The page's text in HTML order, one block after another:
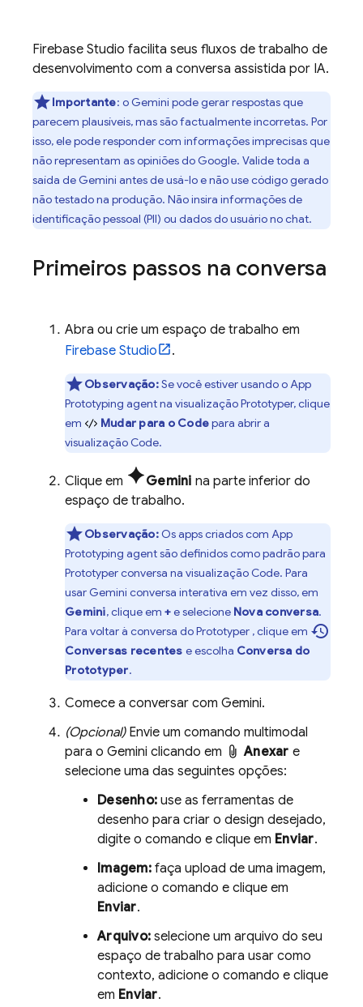
Firebase Studio facilita seus fluxos de trabalho de
desenvolvimento com a conversa assistida por IA.
Importante: o Gemini pode gerar respostas que
parecem plausíveis, mas são factualmente incorretas. Por
isso, ele pode responder com informações imprecisas que
não representam as opiniões do Google. Valide toda a
saída de Gemini antes de usá-lo e não use código gerado
não testado na produção. Não insira informações de
identificação pessoal (PII) ou dados do usuário no chat.
Primeiros passos na conversa
Abra ou crie um espaço de trabalho em
Firebase Studio
.
Observação:Se você estiver usando oApp
Prototyping agentna visualizaçãoPrototyper, clique
em
Mudar para o Codepara abrir a
visualização Code.
Clique em sparkGemini na parte inferior do
espaço de trabalho.
Observação:Os apps criados com App
Prototyping agentsão definidos como padrão para
Prototyperconversa na visualização Code. Para
usar Gemini conversa interativa em vez disso, em
Gemini, clique em +e selecione Nova conversa.
Para voltar à conversa doPrototyper , clique em history
Conversas recentes e escolha Conversa do
Prototyper.
Comece a conversar com Gemini.
(Opcional)Envie um comando multimodal
para o Gemini clicando em Anexar e
selecione uma das seguintes opções:
Desenho: use as ferramentas de
desenho para criar o design desejado,
digite o comando e clique em Enviar.
Imagem:faça upload de uma imagem,
adicione o comando e clique em
Enviar.
Arquivo: selecione um arquivo do seu
espaço de trabalho para usar como
contexto, adicione o comando e clique
em Enviar.